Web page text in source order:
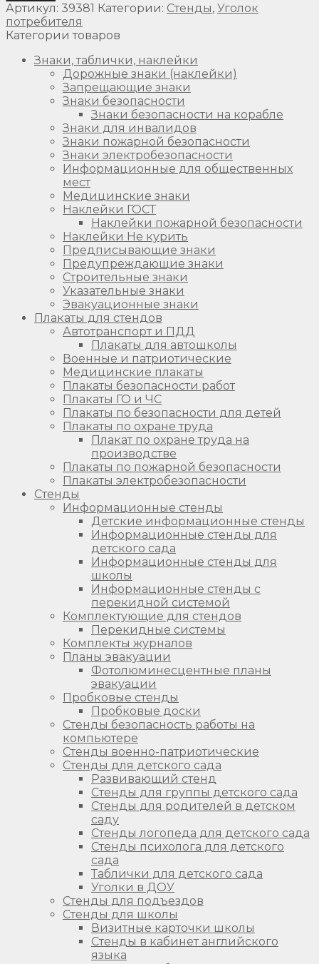
Артикул: 39381 Категории: Стенды, Уголок
потребителя
Категории товаров
Знаки, таблички, наклейки
Дорожные знаки (наклейки)
Запрещающие знаки
Знаки безопасности
Знаки безопасности на корабле
Знаки для инвалидов
Знаки пожарной безопасности
Знаки электробезопасности
Информационные для общественных
мест
Медицинские знаки
Наклейки ГОСТ
Наклейки пожарной безопасности
Наклейки Не курить
Предписывающие знаки
Предупреждающие знаки
Строительные знаки
Указательные знаки
Эвакуационные знаки
Плакаты для стендов
Автотранспорт и ПДД
Плакаты для автошколы
Военные и патриотические
Медицинские плакаты
Плакаты безопасности работ
Плакаты ГО и ЧС
Плакаты по безопасности для детей
Плакаты по охране труда
Плакат по охране труда на
производстве
Плакаты по пожарной безопасности
Плакаты электробезопасности
Стенды
Информационные стенды
Детские информационные стенды
Информационные стенды для
детского сада
Информационные стенды для
школы
Информационные стенды с
перекидной системой
Комплектующие для стендов
Перекидные системы
Комплекты журналов
Планы эвакуации
Фотолюминесцентные планы
эвакуации
Пробковые стенды
Пробковые доски
Стенды безопасность работы на
компьютере
Стенды военно-патриотические
Стенды для детского сада
Развивающий стенд
Стенды для группы детского сада
Стенды для родителей в детском
саду
Стенды логопеда для детского сада
Стенды психолога для детского
сада
Таблички для детского сада
Уголки в ДОУ
Стенды для подъездов
Стенды для школы
Визитные карточки школы
Стенды в кабинет английского
языка